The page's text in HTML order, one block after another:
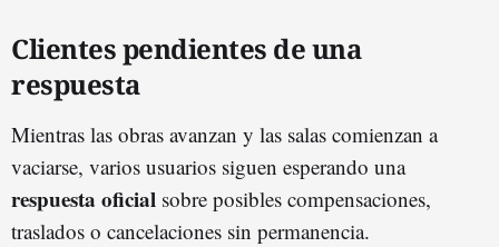
Clientes pendientes de una
respuesta
Mientras las obras avanzan y las salas comienzan a
vaciarse, varios usuarios siguen esperando una
respuesta oficial sobre posibles compensaciones,
traslados o cancelaciones sin permanencia.